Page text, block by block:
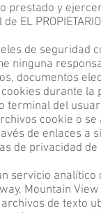
prestado y
EL
de
ninguna
documentos
cookies
terminal del
cookie o
de enlaces a
de privacidad
servicio
Mountain View
archivos de